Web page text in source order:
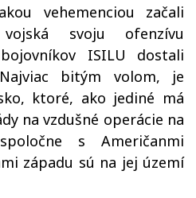
vehemenciou začali
svoju ofenzívu
ISILU dostali
bitým volom, je
ktoré, ako jediné má
na vzdušné operácie na
s Američanmi
západu sú na jej území